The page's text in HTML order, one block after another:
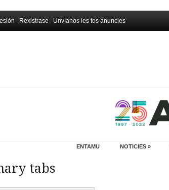
Rexistrase Unvíanos les tos anuncies
ENTAMU NOTICIES »
tabs